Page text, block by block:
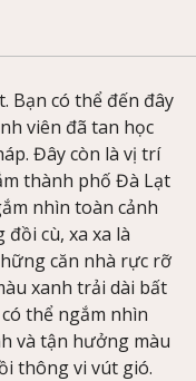
Bạn có thể đến đây
viên đã tan học
Đây còn là vị trí
thành phố Đà Lạt
nhìn toàn cảnh
cù, xa xa là
căn nhà rực rỡ
xanh trải dài bất
thể ngắm nhìn
và tận hưởng màu
thông vi vút gió.